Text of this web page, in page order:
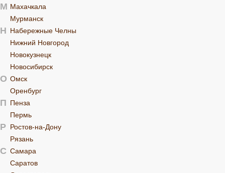
М Махачкала
Мурманск
Н Набережные Челны
Нижний Новгород
Новокузнецк
Новосибирск
О Омск
Оренбург
П Пенза
Пермь
Р Ростов-на-Дону
Рязань
С Самара
Саратов